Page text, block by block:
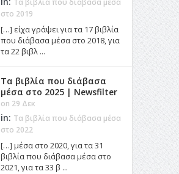
Τα βιβλία που διάβασα μέσα
στο 2019
[…] είχα γράψει για τα 17 βιβλία
που διάβασα μέσα στο 2018, για
τα 22 βιβλ ...
Τα βιβλία που διάβασα
μέσα στο 2025 | Newsfilter
on 29 Δεκ
in: Τα βιβλία που διάβασα μέσα
στο 2022
[…] μέσα στο 2020, για τα 31
βιβλία που διάβασα μέσα στο
2021, για τα 33 β ...